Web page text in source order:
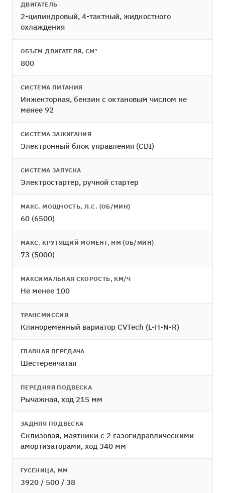
ДВИГАТЕЛЬ
2-цилиндровый, 4-тактный, жидкостного
охлаждения
ОБЪЕМ ДВИГАТЕЛЯ, СМ³
800
СИСТЕМА ПИТАНИЯ
Инжекторная, бензин с октановым числом не
менее 92
СИСТЕМА ЗАЖИГАНИЯ
Электронный блок управления (CDI)
СИСТЕМА ЗАПУСКА
Электростартер, ручной стартер
МАКС. МОЩНОСТЬ, Л.С. (ОБ/МИН)
60 (6500)
МАКС. КРУТЯЩИЙ МОМЕНТ, НМ (ОБ/МИН)
73 (5000)
МАКСИМАЛЬНАЯ СКОРОСТЬ, КМ/Ч
Не менее 100
ТРАНСМИССИЯ
Клиноременный вариатор CVTech (L-H-N-R)
ГЛАВНАЯ ПЕРЕДАЧА
Шестеренчатая
ПЕРЕДНЯЯ ПОДВЕСКА
Рычажная, ход 215 мм
ЗАДНЯЯ ПОДВЕСКА
Склизовая, маятники с 2 газогидравлическими
амортизаторами, ход 340 мм
ГУСЕНИЦА, ММ
3920 / 500 / 38